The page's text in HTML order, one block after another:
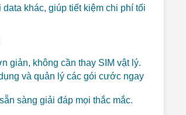
data khác, giúp tiết kiệm chi phí tối
giản, không cần thay SIM vật lý.
và quản lý các gói cước ngay
sàng giải đáp mọi thắc mắc.